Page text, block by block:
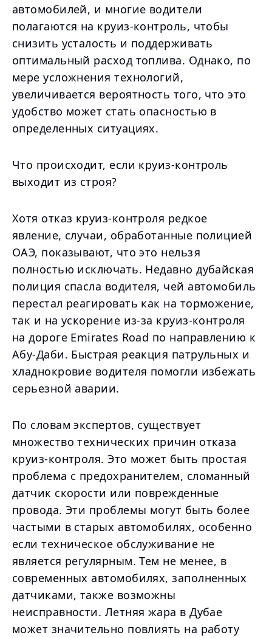
автомобилей, и многие водители
полагаются на круиз-контроль, чтобы
снизить усталость и поддерживать
оптимальный расход топлива. Однако, по
мере усложнения технологий,
увеличивается вероятность того, что это
удобство может стать опасностью в
определенных ситуациях.
Что происходит, если круиз-контроль
выходит из строя?
Хотя отказ круиз-контроля редкое
явление, случаи, обработанные полицией
ОАЭ, показывают, что это нельзя
полностью исключать. Недавно дубайская
полиция спасла водителя, чей автомобиль
перестал реагировать как на торможение,
так и на ускорение из-за круиз-контроля
на дороге Emirates Road по направлению к
Абу-Даби. Быстрая реакция патрульных и
хладнокровие водителя помогли избежать
серьезной аварии.
По словам экспертов, существует
множество технических причин отказа
круиз-контроля. Это может быть простая
проблема с предохранителем, сломанный
датчик скорости или поврежденные
провода. Эти проблемы могут быть более
частыми в старых автомобилях, особенно
если техническое обслуживание не
является регулярным. Тем не менее, в
современных автомобилях, заполненных
датчиками, также возможны
неисправности. Летняя жара в Дубае
может значительно повлиять на работу